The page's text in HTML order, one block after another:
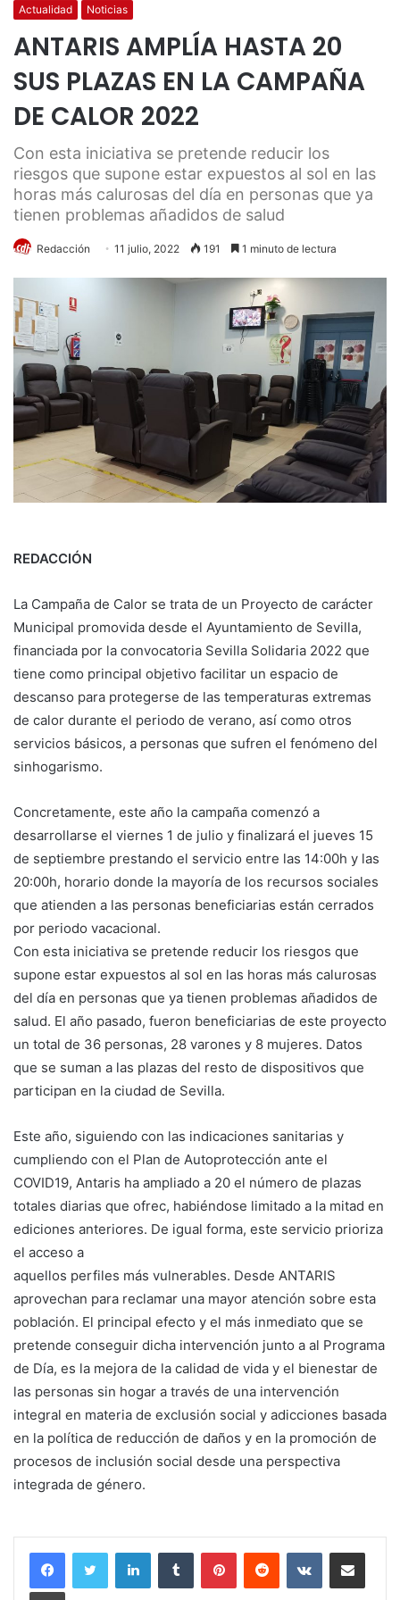
Actualidad Noticias
ANTARIS AMPLÍA HASTA 20
SUS PLAZAS EN LA CAMPAÑA
DE CALOR 2022
Con esta iniciativa se pretende reducir los
riesgos que supone estar expuestos al sol en las
horas más calurosas del día en personas que ya
tienen problemas añadidos de salud
Redacción 11 julio, 2022 191 1 minuto de lectura
REDACCIÓN
La Campaña de Calor se trata de un Proyecto de carácter
Municipal promovida desde el Ayuntamiento de Sevilla,
financiada por la convocatoria Sevilla Solidaria 2022 que
tiene como principal objetivo facilitar un espacio de
descanso para protegerse de las temperaturas extremas
de calor durante el periodo de verano, así como otros
servicios básicos, a personas que sufren el fenómeno del
sinhogarismo.
Concretamente, este año la campaña comenzó a
desarrollarse el viernes 1 de julio y finalizará el jueves 15
de septiembre prestando el servicio entre las 14:00h y las
20:00h, horario donde la mayoría de los recursos sociales
que atienden a las personas beneficiarias están cerrados
por periodo vacacional.
Con esta iniciativa se pretende reducir los riesgos que
supone estar expuestos al sol en las horas más calurosas
del día en personas que ya tienen problemas añadidos de
salud. El año pasado, fueron beneficiarias de este proyecto
un total de 36 personas, 28 varones y 8 mujeres. Datos
que se suman a las plazas del resto de dispositivos que
participan en la ciudad de Sevilla.
Este año, siguiendo con las indicaciones sanitarias y
cumpliendo con el Plan de Autoprotección ante el
COVID19, Antaris ha ampliado a 20 el número de plazas
totales diarias que ofrec, habiéndose limitado a la mitad en
ediciones anteriores. De igual forma, este servicio prioriza
el acceso a
aquellos perfiles más vulnerables. Desde ANTARIS
aprovechan para reclamar una mayor atención sobre esta
población. El principal efecto y el más inmediato que se
pretende conseguir dicha intervención junto a al Programa
de Día, es la mejora de la calidad de vida y el bienestar de
las personas sin hogar a través de una intervención
integral en materia de exclusión social y adicciones basada
en la política de reducción de daños y en la promoción de
procesos de inclusión social desde una perspectiva
integrada de género.
LinkedInTumblr PinterestReddit VKontakteCompartir por
Imprimir